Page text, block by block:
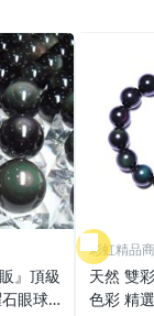
』頂級
眼球2
彩虹精品
天然 雙
色彩 精